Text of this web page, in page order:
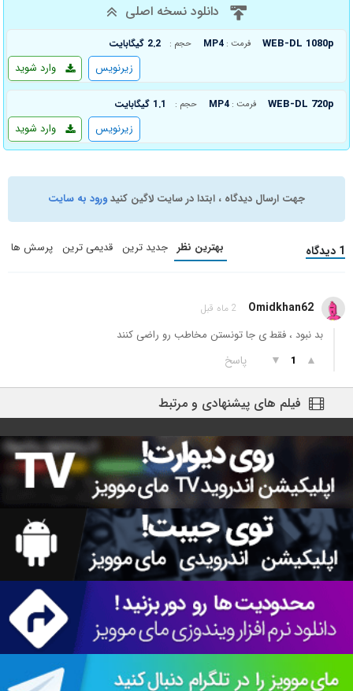
دانلود نسخه اصلی
WEB-DL 1080p فرمت : MP4 حجم : 2.2 گیگابایت
وارد شوید زیرنویس
WEB-DL 720p فرمت : MP4 حجم : 1.1 گیگابایت
وارد شوید زیرنویس
جهت ارسال دیدگاه ، ابتدا در سایت لاگین کنیدورود به سایت
1 دیدگاه بهترین نظر جدید ترین قدیمی ترین پرسش ها
Omidkhan62 2 ماه قبل
بد نبود ، فقط ی جا تونستن مخاطب رو راضی کنند
▲
1
▼ پاسخ
فیلم های پیشنهادی و مرتبط